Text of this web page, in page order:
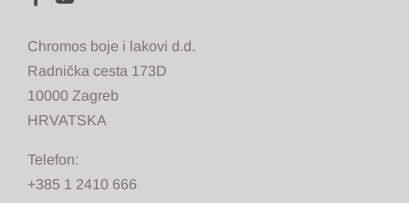
Chromos boje i lakovi d.d.
Radnička cesta 173D
10000 Zagreb
HRVATSKA
Telefon:
+385 1 2410 666